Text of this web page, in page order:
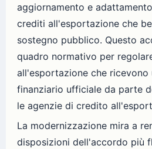
aggiornamento e
crediti all'esportazione che
sostegno pubblico. Questo
quadro normativo per
all'esportazione che ricevono
finanziario ufficiale da parte
le agenzie di credito
La modernizzazione mira a
disposizioni dell'accordo più